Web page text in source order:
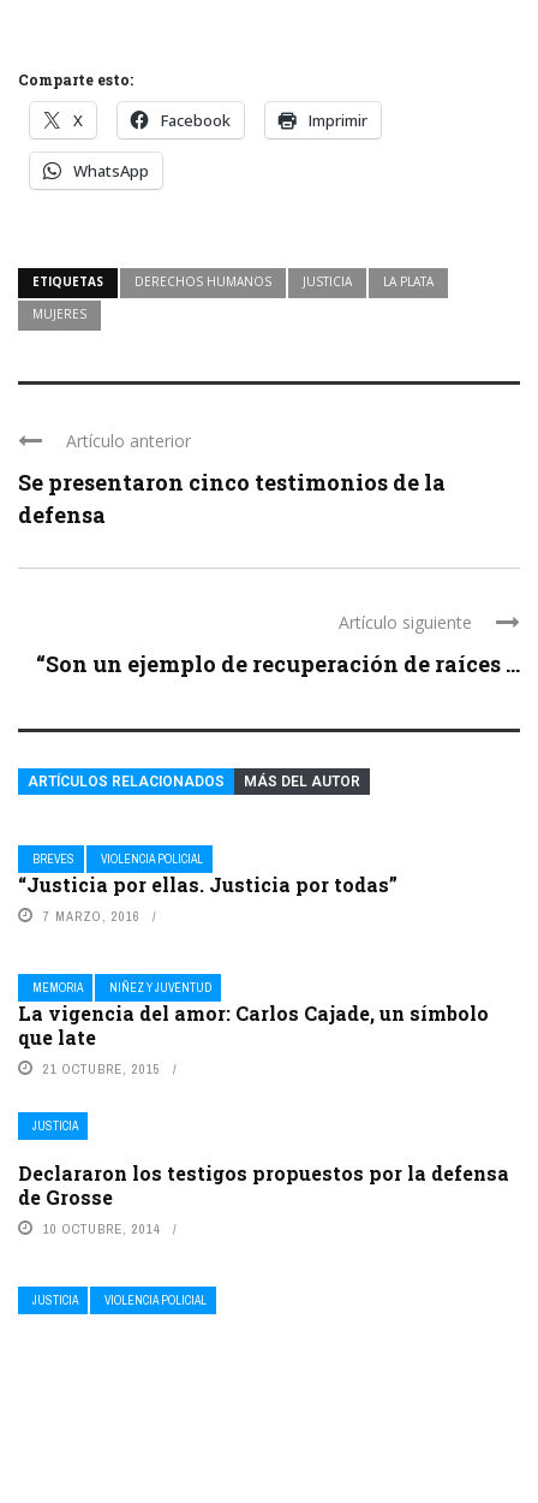
Comparte esto:
X Facebook Imprimir
WhatsApp
ETIQUETAS DERECHOS HUMANOS JUSTICIA
LA PLATA
MUJERES
Artículo anterior
Se presentaron cinco testimonios de la
defensa
Artículo siguiente
“Son un ejemplo de recuperación de raíces ...
ARTÍCULOS RELACIONADOS MÁS DEL AUTOR
BREVES VIOLENCIA POLICIAL
“Justicia por ellas. Justicia por todas”
7 MARZO, 2016
MEMORIA NIÑEZ Y JUVENTUD
La vigencia del amor: Carlos Cajade, un símbolo
que late
21 OCTUBRE, 2015
JUSTICIA
Declararon los testigos propuestos por la defensa
de Grosse
10 OCTUBRE, 2014
JUSTICIA VIOLENCIA POLICIAL